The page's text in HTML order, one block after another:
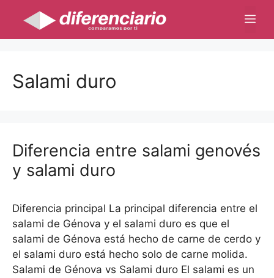
contenido
Salami duro
Diferencia entre salami genovés
y salami duro
Diferencia principal La principal diferencia entre el
salami de Génova y el salami duro es que el
salami de Génova está hecho de carne de cerdo y
el salami duro está hecho solo de carne molida.
Salami de Génova vs Salami duro El salami es un